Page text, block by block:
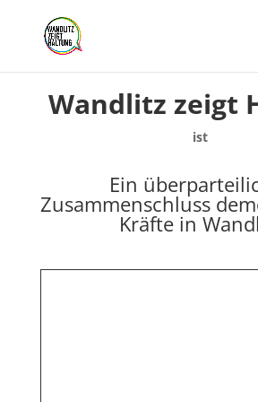
Wandlitz zeigt
ist
Ein
Zusammenschluss
Kräfte in